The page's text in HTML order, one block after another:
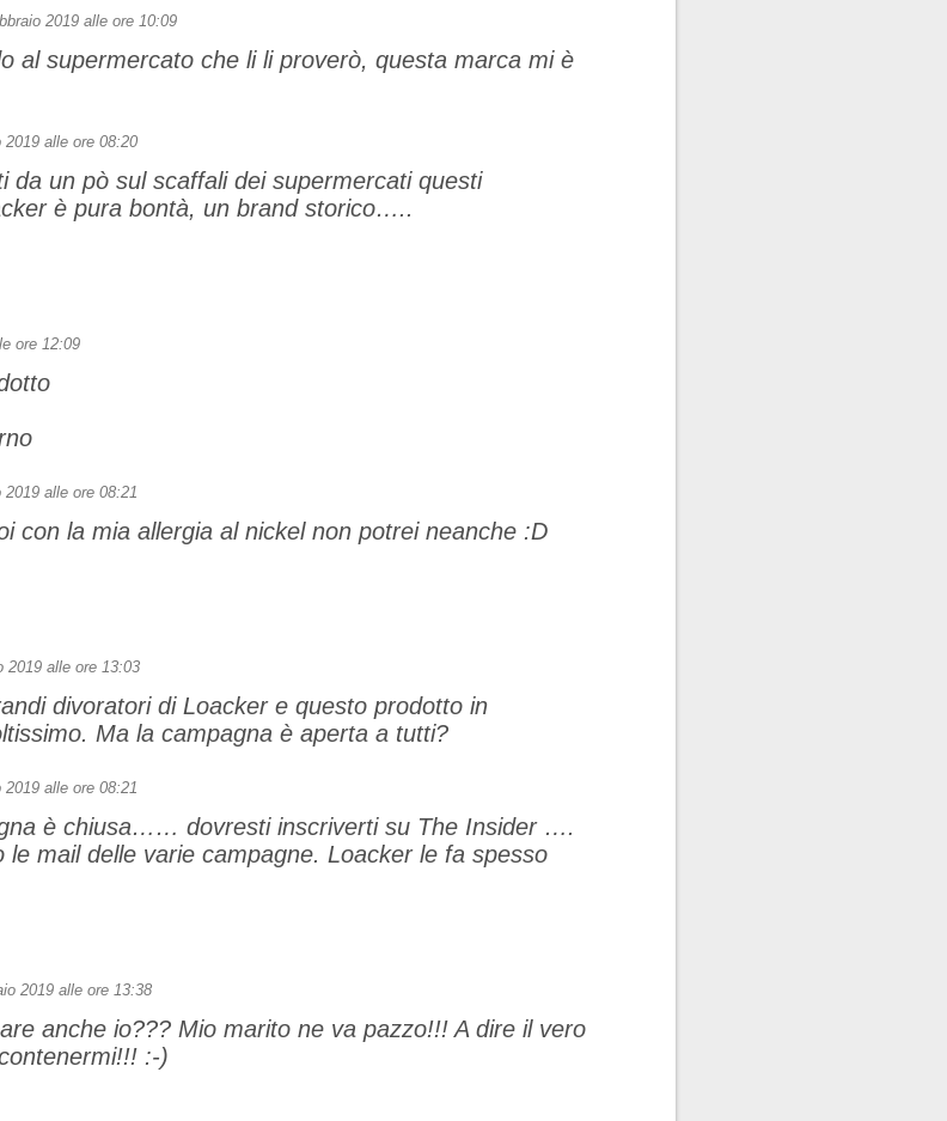
2019 alle ore 10:09
al supermercato che li li proverò, questa marca mi è
2019 alle ore 08:20
da un pò sul scaffali dei supermercati questi
è pura bontà, un brand storico…..
ore 12:09
2019 alle ore 08:21
con la mia allergia al nickel non potrei neanche :D
2019 alle ore 13:03
divoratori di Loacker e questo prodotto in
Ma la campagna è aperta a tutti?
2019 alle ore 08:21
è chiusa…… dovresti inscriverti su The Insider ….
le mail delle varie campagne. Loacker le fa spesso
2019 alle ore 13:38
anche io??? Mio marito ne va pazzo!!! A dire il vero
:-)